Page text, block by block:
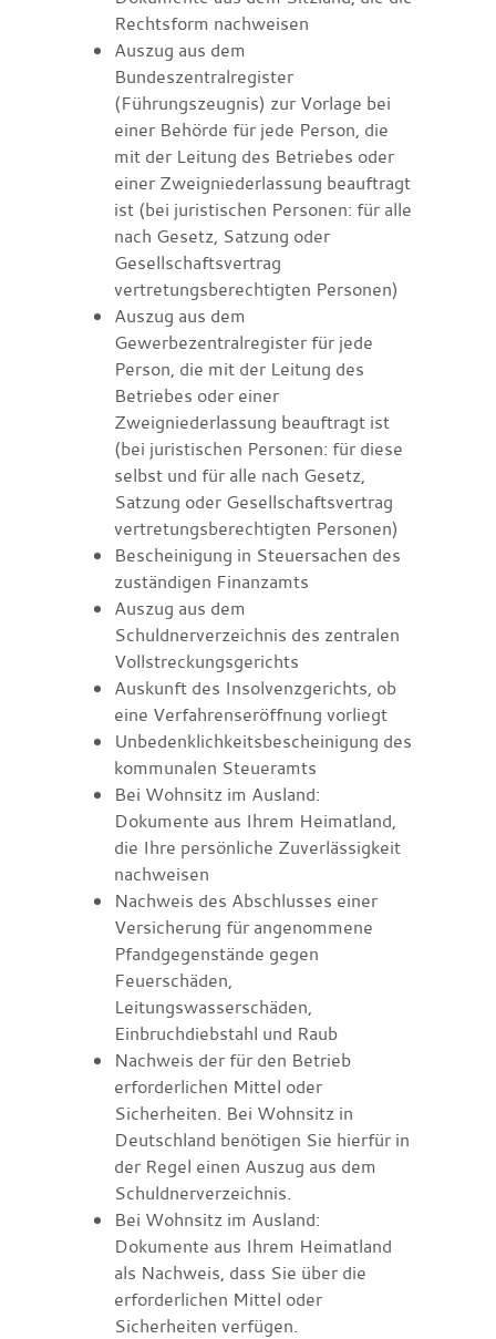
Rechtsform nachweisen
Auszug aus dem
Bundeszentralregister
(Führungszeugnis) zur Vorlage bei
einer Behörde für jede Person, die
mit der Leitung des Betriebes oder
einer Zweigniederlassung beauftragt
ist (bei juristischen Personen: für alle
nach Gesetz, Satzung oder
Gesellschaftsvertrag
vertretungsberechtigten Personen)
Auszug aus dem
Gewerbezentralregister für jede
Person, die mit der Leitung des
Betriebes oder einer
Zweigniederlassung beauftragt ist
(bei juristischen Personen: für diese
selbst und für alle nach Gesetz,
Satzung oder Gesellschaftsvertrag
vertretungsberechtigten Personen)
Bescheinigung in Steuersachen des
zuständigen Finanzamts
Auszug aus dem
Schuldnerverzeichnis des zentralen
Vollstreckungsgerichts
Auskunft des Insolvenzgerichts, ob
eine Verfahrenseröffnung vorliegt
Unbedenklichkeitsbescheinigung des
kommunalen Steueramts
Bei Wohnsitz im Ausland:
Dokumente aus Ihrem Heimatland,
die Ihre persönliche Zuverlässigkeit
nachweisen
Nachweis des Abschlusses einer
Versicherung für angenommene
Pfandgegenstände gegen
Feuerschäden,
Leitungswasserschäden,
Einbruchdiebstahl und Raub
Nachweis der für den Betrieb
erforderlichen Mittel oder
Sicherheiten. Bei Wohnsitz in
Deutschland benötigen Sie hierfür in
der Regel einen Auszug aus dem
Schuldnerverzeichnis.
Bei Wohnsitz im Ausland:
Dokumente aus Ihrem Heimatland
als Nachweis, dass Sie über die
erforderlichen Mittel oder
Sicherheiten verfügen.